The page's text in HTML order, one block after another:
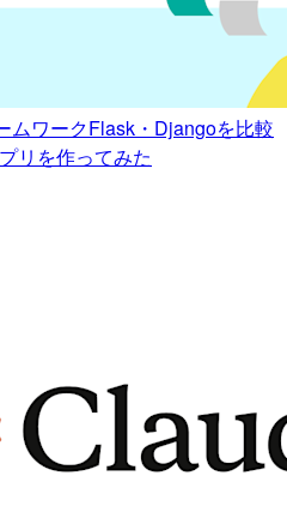
ムワークFlask・Djangoを比較
リを作ってみた